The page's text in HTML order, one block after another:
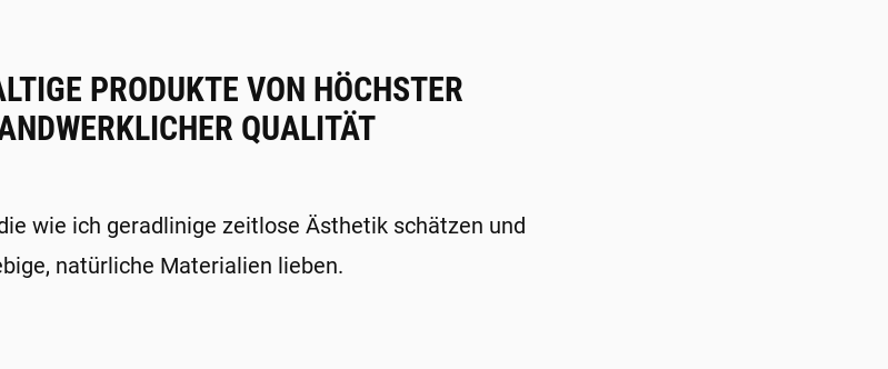
PRODUKTE VON HÖCHSTER
QUALITÄT
wie ich geradlinige zeitlose Ästhetik schätzen und
natürliche Materialien lieben.